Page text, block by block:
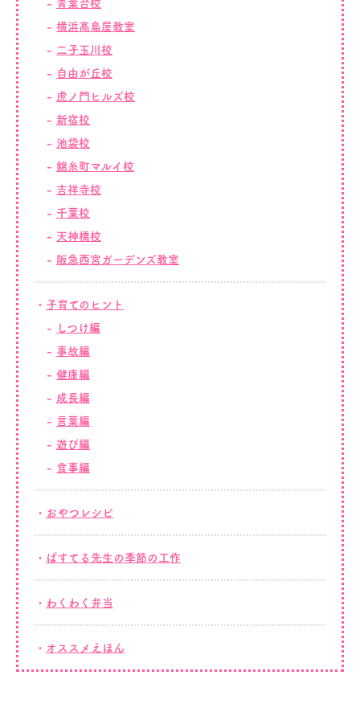
青葉台校
横浜髙島屋教室
二子玉川校
自由が丘校
虎ノ門ヒルズ校
新宿校
池袋校
錦糸町マルイ校
吉祥寺校
千葉校
天神橋校
阪急西宮ガーデンズ教室
子育てのヒント
しつけ編
事故編
健康編
成長編
言葉編
遊び編
食事編
おやつレシピ
ぱすてる先生の季節の工作
わくわく弁当
オススメえほん